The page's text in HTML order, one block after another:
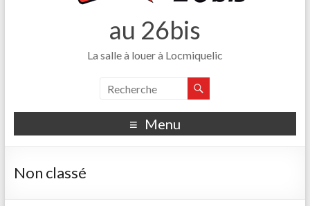
au 26bis
La salle à louer à Locmiquelic
Menu
Non classé